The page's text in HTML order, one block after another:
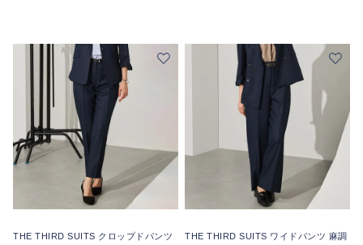
THE THIRD SUITS クロップドパンツ
THE THIRD SUITS ワイドパンツ 麻調